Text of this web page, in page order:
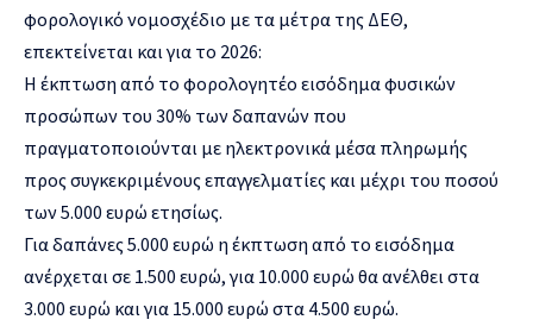
φορολογικό νομοσχέδιο με τα μέτρα της ΔΕΘ,
επεκτείνεται και για το 2026:
Η έκπτωση από το φορολογητέο εισόδημα φυσικών
προσώπων του 30% των δαπανών που
πραγματοποιούνται με ηλεκτρονικά μέσα πληρωμής
προς συγκεκριμένους επαγγελματίες και μέχρι του ποσού
των 5.000 ευρώ ετησίως.
Για δαπάνες 5.000 ευρώ η έκπτωση από το εισόδημα
ανέρχεται σε 1.500 ευρώ, για 10.000 ευρώ θα ανέλθει στα
3.000 ευρώ και για 15.000 ευρώ στα 4.500 ευρώ.